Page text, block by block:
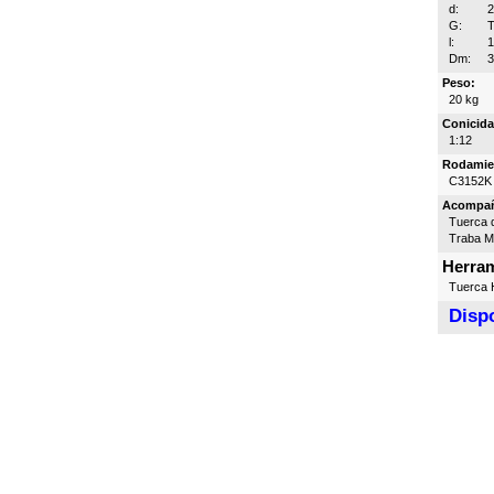
d:
G:
l:
Dm:
Peso:
20 kg
1:12
C3152K
Tuerca
Traba
Tuerca